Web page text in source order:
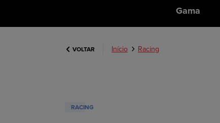
Gama
VOLTAR Início Racing
RACING